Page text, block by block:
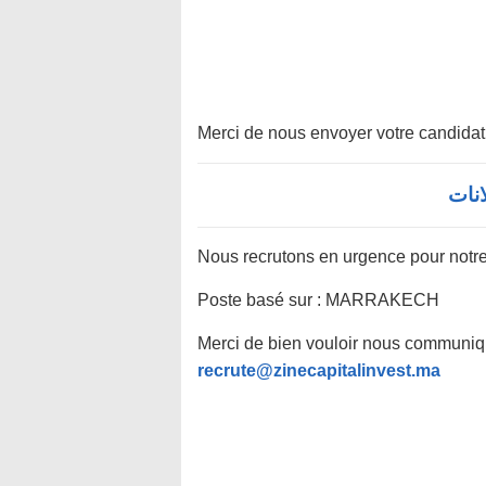
Merci de nous envoyer votre
Nous recrutons en urgence pour
Poste basé sur : MARRAKECH
Merci de bien vouloir nous
recrute@zinecapitalinvest.ma